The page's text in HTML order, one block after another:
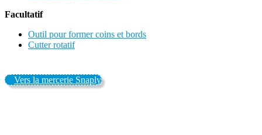
Facultatif
Outil pour former coins et bords
Cutter rotatif
Vers la mercerie Snaply